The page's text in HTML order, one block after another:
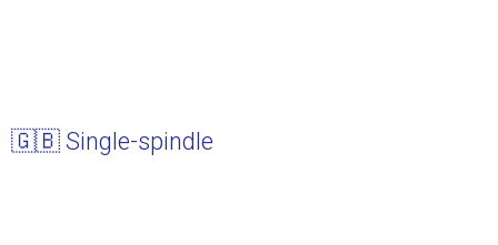
🇬🇧 Single-spindle